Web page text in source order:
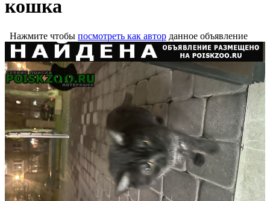
кошка
Нажмите чтобы посмотреть как автор данное объявление